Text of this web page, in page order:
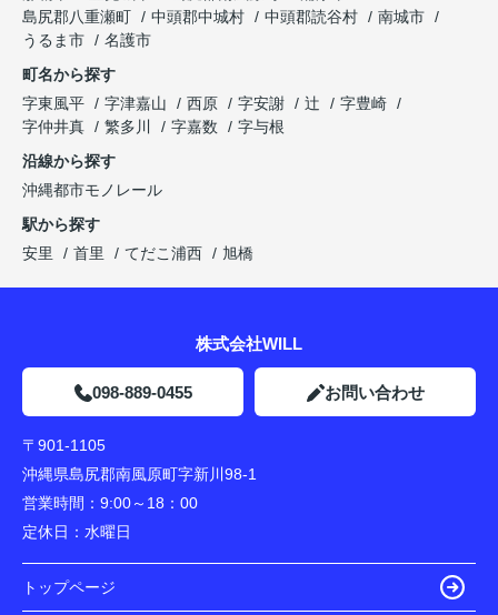
島尻郡八重瀬町
中頭郡中城村 中頭郡読谷村
南城市
うるま市
名護市
町名から探す
字東風平
字津嘉山 西原 字安謝 辻
字豊崎
字仲井真
繁多川 字嘉数
字与根
沿線から探す
沖縄都市モノレール
駅から探す
安里
首里 てだこ浦西 旭橋
株式会社WILL
098-889-0455 お問い合わせ
〒901-1105
沖縄県島尻郡南風原町字新川98-1
営業時間： 9:00～18：00
定休日： 水曜日
トップページ